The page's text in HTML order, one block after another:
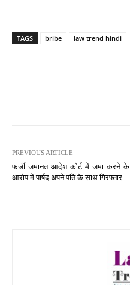
TAGS bribe law trend hindi
PREVIOUS ARTICLE
फर्जी जमानत आदेश कोर्ट में जमा करने के
आरोप में पार्षद अपने पति के साथ गिरफ्तार